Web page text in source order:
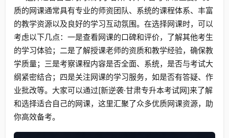
质的网课通常具有专业的师资团队、系统的课程体系、丰富
的教学资源以及良好的学习互动氛围。在选择网课时，可以
考虑以下几点：一是查看网课的口碑和评价，了解其他考生
的学习体验；二是了解授课老师的资质和教学经验，确保教
学质量；三是考察课程内容是否全面、系统，是否与考试大
纲紧密结合；四是关注网课的学习服务，如是否有答疑、作
业批改等。大家可以通过[新逆袭·甘肃专升本考试网]来了解
和选择适合自己的网课，这里汇聚了众多优质网课资源，助
你高效备考。